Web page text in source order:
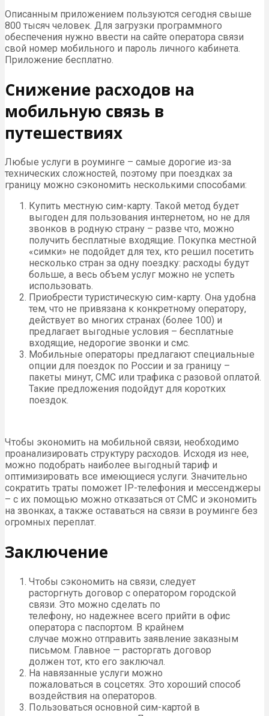
Описанным приложением пользуются сегодня свыше
800 тысяч человек. Для загрузки программного
обеспечения нужно ввести на сайте оператора связи
свой номер мобильного и пароль личного кабинета.
Приложение бесплатно.
Снижение расходов на
мобильную связь в
путешествиях
Любые услуги в роуминге – самые дорогие из-за
технических сложностей, поэтому при поездках за
границу можно сэкономить несколькими способами:
Купить местную сим-карту. Такой метод будет
выгоден для пользования интернетом, но не для
звонков в родную страну – разве что, можно
получить бесплатные входящие. Покупка местной
«симки» не подойдет для тех, кто решил посетить
несколько стран за одну поездку: расходы будут
больше, а весь объем услуг можно не успеть
использовать.
Приобрести туристическую сим-карту. Она удобна
тем, что не привязана к конкретному оператору,
действует во многих странах (более 100) и
предлагает выгодные условия – бесплатные
входящие, недорогие звонки и смс.
Мобильные операторы предлагают специальные
опции для поездок по России и за границу –
пакеты минут, СМС или трафика с разовой оплатой.
Такие предложения подойдут для коротких
поездок.
Чтобы экономить на мобильной связи, необходимо
проанализировать структуру расходов. Исходя из нее,
можно подобрать наиболее выгодный тариф и
оптимизировать все имеющиеся услуги. Значительно
сократить траты поможет IP-телефония и мессенджеры
– с их помощью можно отказаться от СМС и экономить
на звонках, а также оставаться на связи в роуминге без
огромных переплат.
Заключение
Чтобы сэкономить на связи, следует
расторгнуть договор с оператором городской
связи. Это можно сделать по
телефону, но надежнее всего прийти в офис
оператора с паспортом. В крайнем
случае можно отправить заявление заказным
письмом. Главное — расторгать договор
должен тот, кто его заключал.
На навязанные услуги можно
пожаловаться в соцсетях. Это хороший способ
воздействия на операторов.
Пользоваться основной сим-картой в